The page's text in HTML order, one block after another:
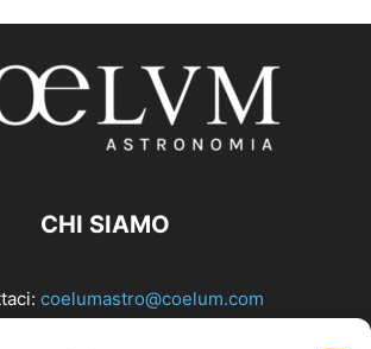
CHI SIAMO
coelumastro@coelum.com